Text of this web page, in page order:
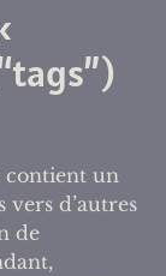
contient un
d’autres
de